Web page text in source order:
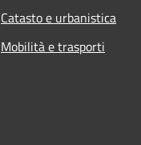
Catasto e urbanistica
Mobilità e trasporti